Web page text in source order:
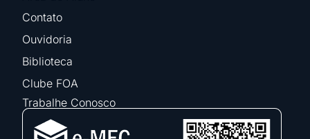
Contato
Ouvidoria
Biblioteca
Clube FOA
Trabalhe Conosco